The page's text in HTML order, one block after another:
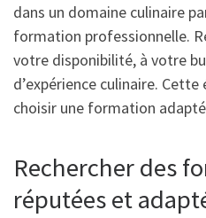
dans un domaine culinaire
formation professionnelle.
votre disponibilité, à votre
d’expérience culinaire.
choisir une formation
Rechercher des
réputées et